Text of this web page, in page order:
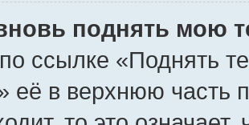
поднять мою
ссылке «Поднять
её в верхнюю часть